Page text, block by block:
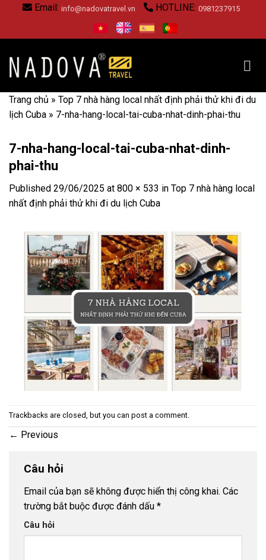
content
Email: info@nadovatravel.vn HOTLINE: 0981237915
Trang chủ » Top 7 nhà hàng local nhất định phải thử khi đi du
lịch Cuba » 7-nha-hang-local-tai-cuba-nhat-dinh-phai-thu
7-nha-hang-local-tai-cuba-nhat-dinh-
phai-thu
Published 29/06/2025 at 800 × 533 in Top 7 nhà hàng local
nhất định phải thử khi đi du lịch Cuba
Trackbacks are closed, but you can post a comment.
← Previous
Câu hỏi
Email của bạn sẽ không được hiển thị công khai. Các
trường bắt buộc được đánh dấu *
Câu hỏi